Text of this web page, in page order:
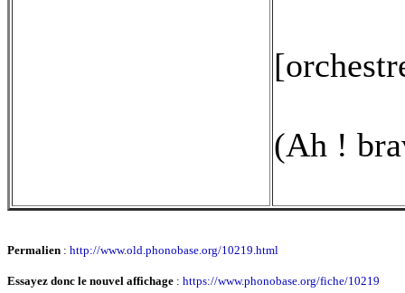
(Ah !
Permalien : http://www.old.phonobase.org/10219.html
Essayez donc le nouvel affichage : https://www.phonobase.org/fiche/10219